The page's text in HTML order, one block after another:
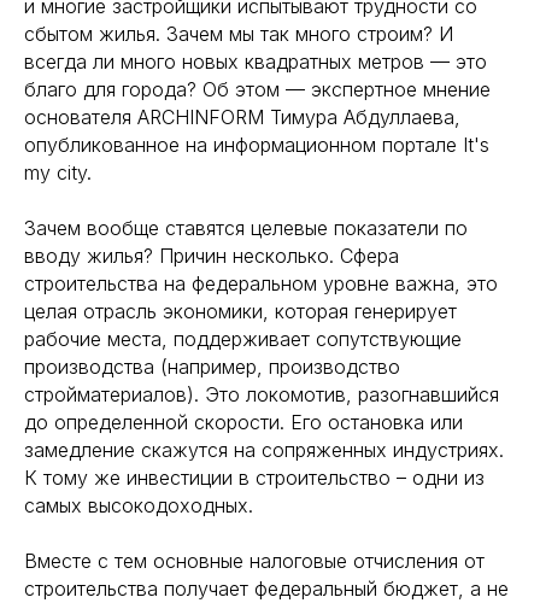
и многие застройщики испытывают трудности со
сбытом жилья. Зачем мы так много строим? И
всегда ли много новых квадратных метров — это
благо для города? Об этом — экспертное мнение
основателя ARCHINFORM Тимура Абдуллаева,
опубликованное на информационном портале It's
my city.
Зачем вообще ставятся целевые показатели по
вводу жилья? Причин несколько. Сфера
строительства на федеральном уровне важна, это
целая отрасль экономики, которая генерирует
рабочие места, поддерживает сопутствующие
производства (например, производство
стройматериалов). Это локомотив, разогнавшийся
до определенной скорости. Его остановка или
замедление скажутся на сопряженных индустриях.
К тому же инвестиции в строительство – одни из
самых высокодоходных.
Вместе с тем основные налоговые отчисления от
строительства получает федеральный бюджет, а не